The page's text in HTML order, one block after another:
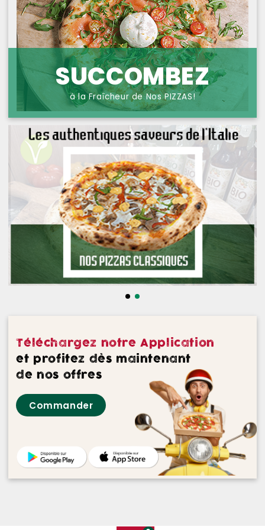
NOS PIZZAS FROMAGES
NOS SAVEURS D AILLEURS
OFFRE PRIMA
OFFRE MEZZO
MENUS BAMBINO
NOS PATES GRATINEES
NOS BURRITOS GRATINES
NOS PANINIS
NOS SALADES
NOS DESSERTS
NOS VINS ROUGES
NOS VINS ROSES
NOS VINS BLANCS
PROTECTION DES
DONNÉES
SUCCOMBEZ
à la Fraîcheur de Nos PIZZAS!
Téléchargez notre Application
et profitez dès maintenant
de nos offres
Commander